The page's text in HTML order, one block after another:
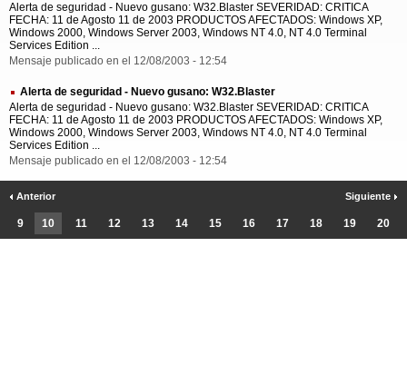
Alerta de seguridad - Nuevo gusano: W32.Blaster SEVERIDAD: CRITICA
FECHA: 11 de Agosto 11 de 2003 PRODUCTOS AFECTADOS: Windows XP,
Windows 2000, Windows Server 2003, Windows NT 4.0, NT 4.0 Terminal
Services Edition ...
Mensaje publicado en el 12/08/2003 - 12:54
Alerta de seguridad - Nuevo gusano: W32.Blaster
Alerta de seguridad - Nuevo gusano: W32.Blaster SEVERIDAD: CRITICA
FECHA: 11 de Agosto 11 de 2003 PRODUCTOS AFECTADOS: Windows XP,
Windows 2000, Windows Server 2003, Windows NT 4.0, NT 4.0 Terminal
Services Edition ...
Mensaje publicado en el 12/08/2003 - 12:54
Anterior
9 10 11 12 13 14 15 16 17 18 19 20
Siguiente